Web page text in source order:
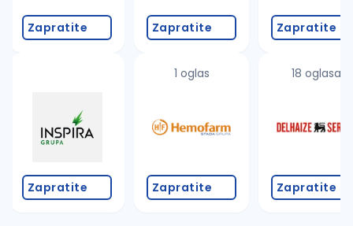
Zapratite
Zapratite
Zapratite
1 oglas
Zapratite
Zapratite
18 oglasa
Zapratite